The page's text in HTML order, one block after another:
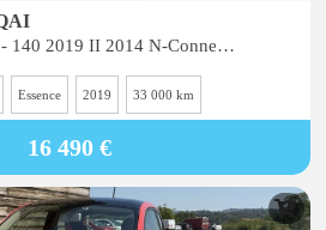
Qashqai 1.3 DIG-T - 140 2019 II 2014 N-Connecta PHASE 2
Essence 2019 33 000 km
16 490 €